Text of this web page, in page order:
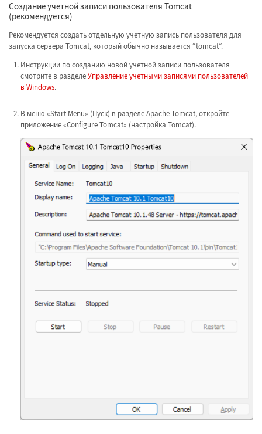
Создание учетной записи пользователя Tomcat
(рекомендуется)
Рекомендуется создать отдельную учетную запись пользователя для
запуска сервера Tomcat, который обычно называется “tomcat”.
Инструкции по созданию новой учетной записи пользователя
смотрите в разделеУправление учетными записями пользователей
в Windows.
В меню «Start Menu» (Пуск) в разделе Apache Tomcat, откройте
приложение «Configure Tomcat» (настройка Tomcat).